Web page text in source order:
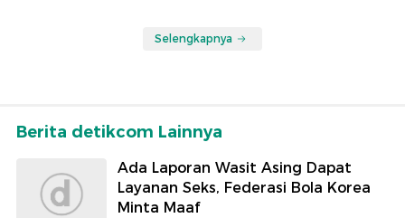
Selengkapnya
Berita detikcom Lainnya
Ada Laporan Wasit Asing Dapat
Layanan Seks, Federasi Bola Korea
Minta Maaf